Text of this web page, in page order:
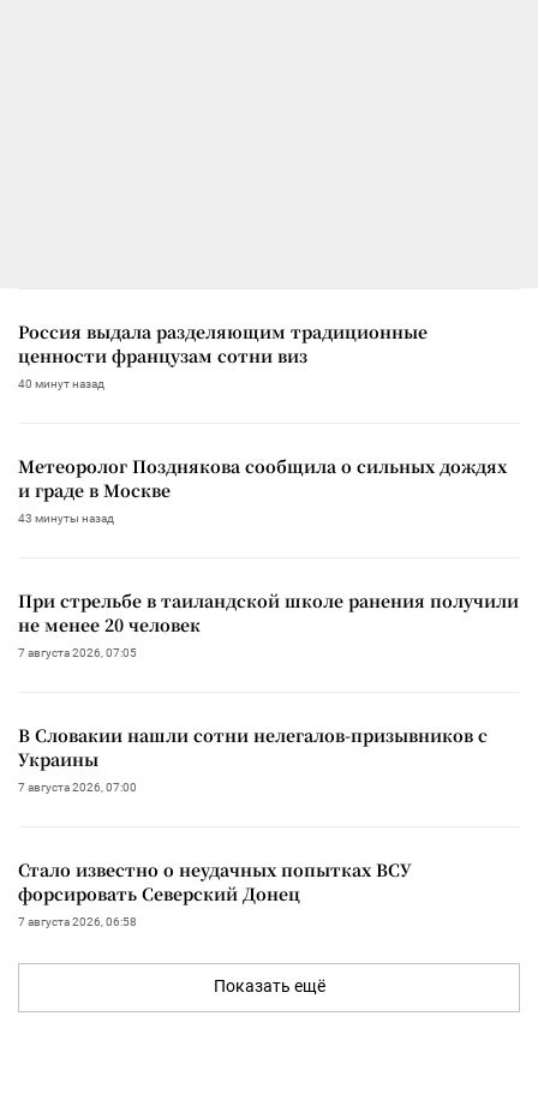
Россия выдала разделяющим традиционные
ценности французам сотни виз
40 минут назад
Метеоролог Позднякова сообщила о сильных дождях
и граде в Москве
43 минуты назад
При стрельбе в таиландской школе ранения получили
не менее 20 человек
7 августа 2026, 07:05
В Словакии нашли сотни нелегалов-призывников с
Украины
7 августа 2026, 07:00
Стало известно о неудачных попытках ВСУ
форсировать Северский Донец
7 августа 2026, 06:58
Показать ещё